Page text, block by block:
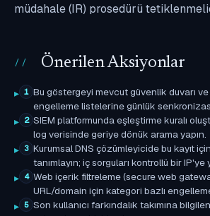
müdahale (IR) prosedürü
Önerilen Aksiyonlar
1 Bu göstergeyi mevcut güvenlik duvarı
engelleme listelerine günlük
2 SIEM platformunda eşleştirme kuralı
log verisinde geriye dönük arama yapın.
3 Kurumsal DNS çözümleyicide bu kayıt
tanımlayın; iç sorguları kontrollü bir IP'ye
4 Web içerik filtreleme (secure web
URL/domain için kategori bazlı
5 Son kullanıcı farkındalık takımına